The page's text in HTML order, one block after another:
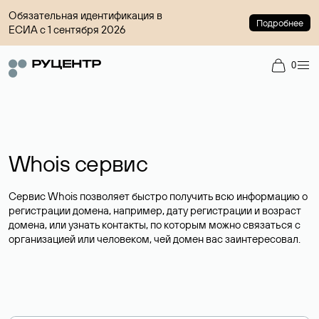
Обязательная идентификация в
ЕСИА с 1 сентября 2026
Подробнее
0
Whois сервис
Сервис Whois позволяет быстро получить всю информацию о
регистрации домена, например, дату регистрации и возраст
домена, или узнать контакты, по которым можно связаться с
организацией или человеком, чей домен вас заинтересовал.